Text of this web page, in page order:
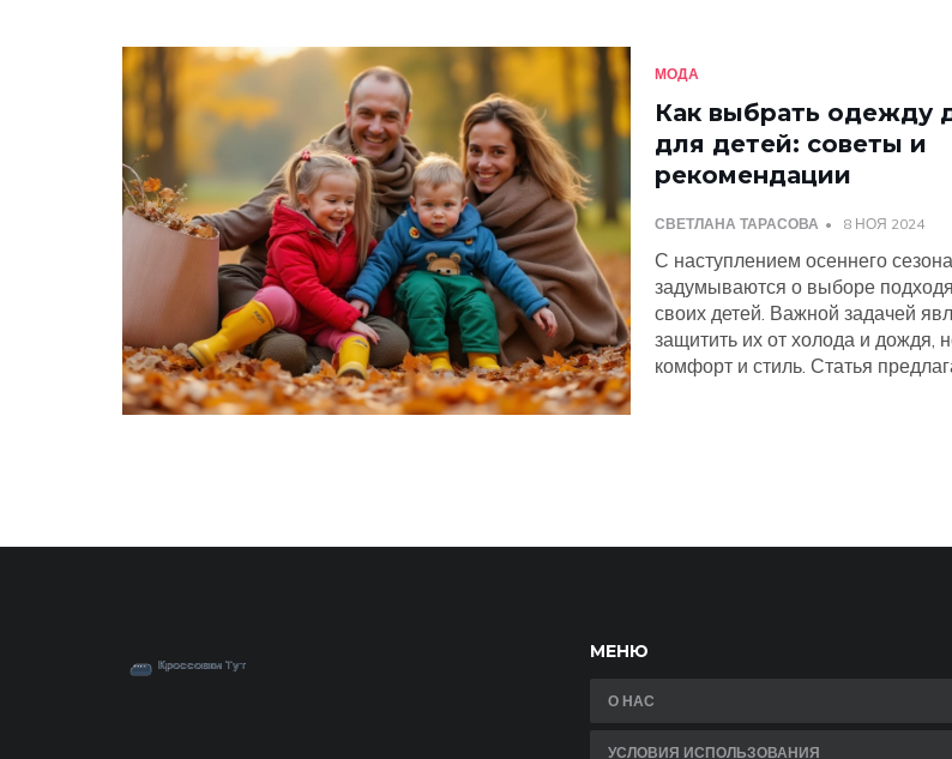
МОДА
Как выбрать одежду
для детей: советы и
рекомендации
СВЕТЛАНА ТАРАСОВА 8 НОЯ 2024
С наступлением осеннего
задумываются о выборе
своих детей. Важной задачей
защитить их от холода и дождя,
комфорт и стиль. Статья
МЕНЮ
О НАС
УСЛОВИЯ ИСПОЛЬЗОВАНИЯ